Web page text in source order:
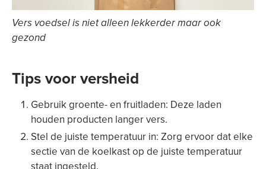
Vers voedsel is niet alleen lekkerder maar ook
gezond
Tips voor versheid
Gebruik groente- en fruitladen: Deze laden
houden producten langer vers.
Stel de juiste temperatuur in: Zorg ervoor dat elke
sectie van de koelkast op de juiste temperatuur